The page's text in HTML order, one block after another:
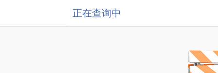
正在查询中